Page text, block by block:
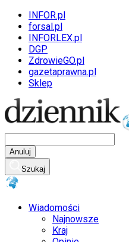
INFOR.pl
forsal.pl
INFORLEX.pl
DGP
ZdrowieGO.pl
gazetaprawna.pl
Sklep
Anuluj
Szukaj
Wiadomości
Najnowsze
Kraj